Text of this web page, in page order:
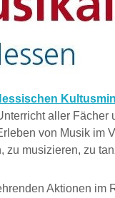
aller
von Musik im
zu musizieren, zu
Aktionen im